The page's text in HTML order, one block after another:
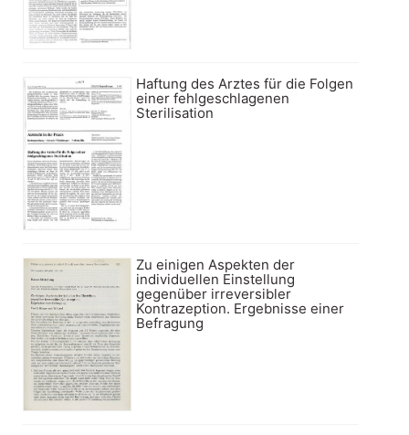
Haftung des Arztes für die Folgen
einer fehlgeschlagenen
Sterilisation
Zu einigen Aspekten der
individuellen Einstellung
gegenüber irreversibler
Kontrazeption. Ergebnisse einer
Befragung